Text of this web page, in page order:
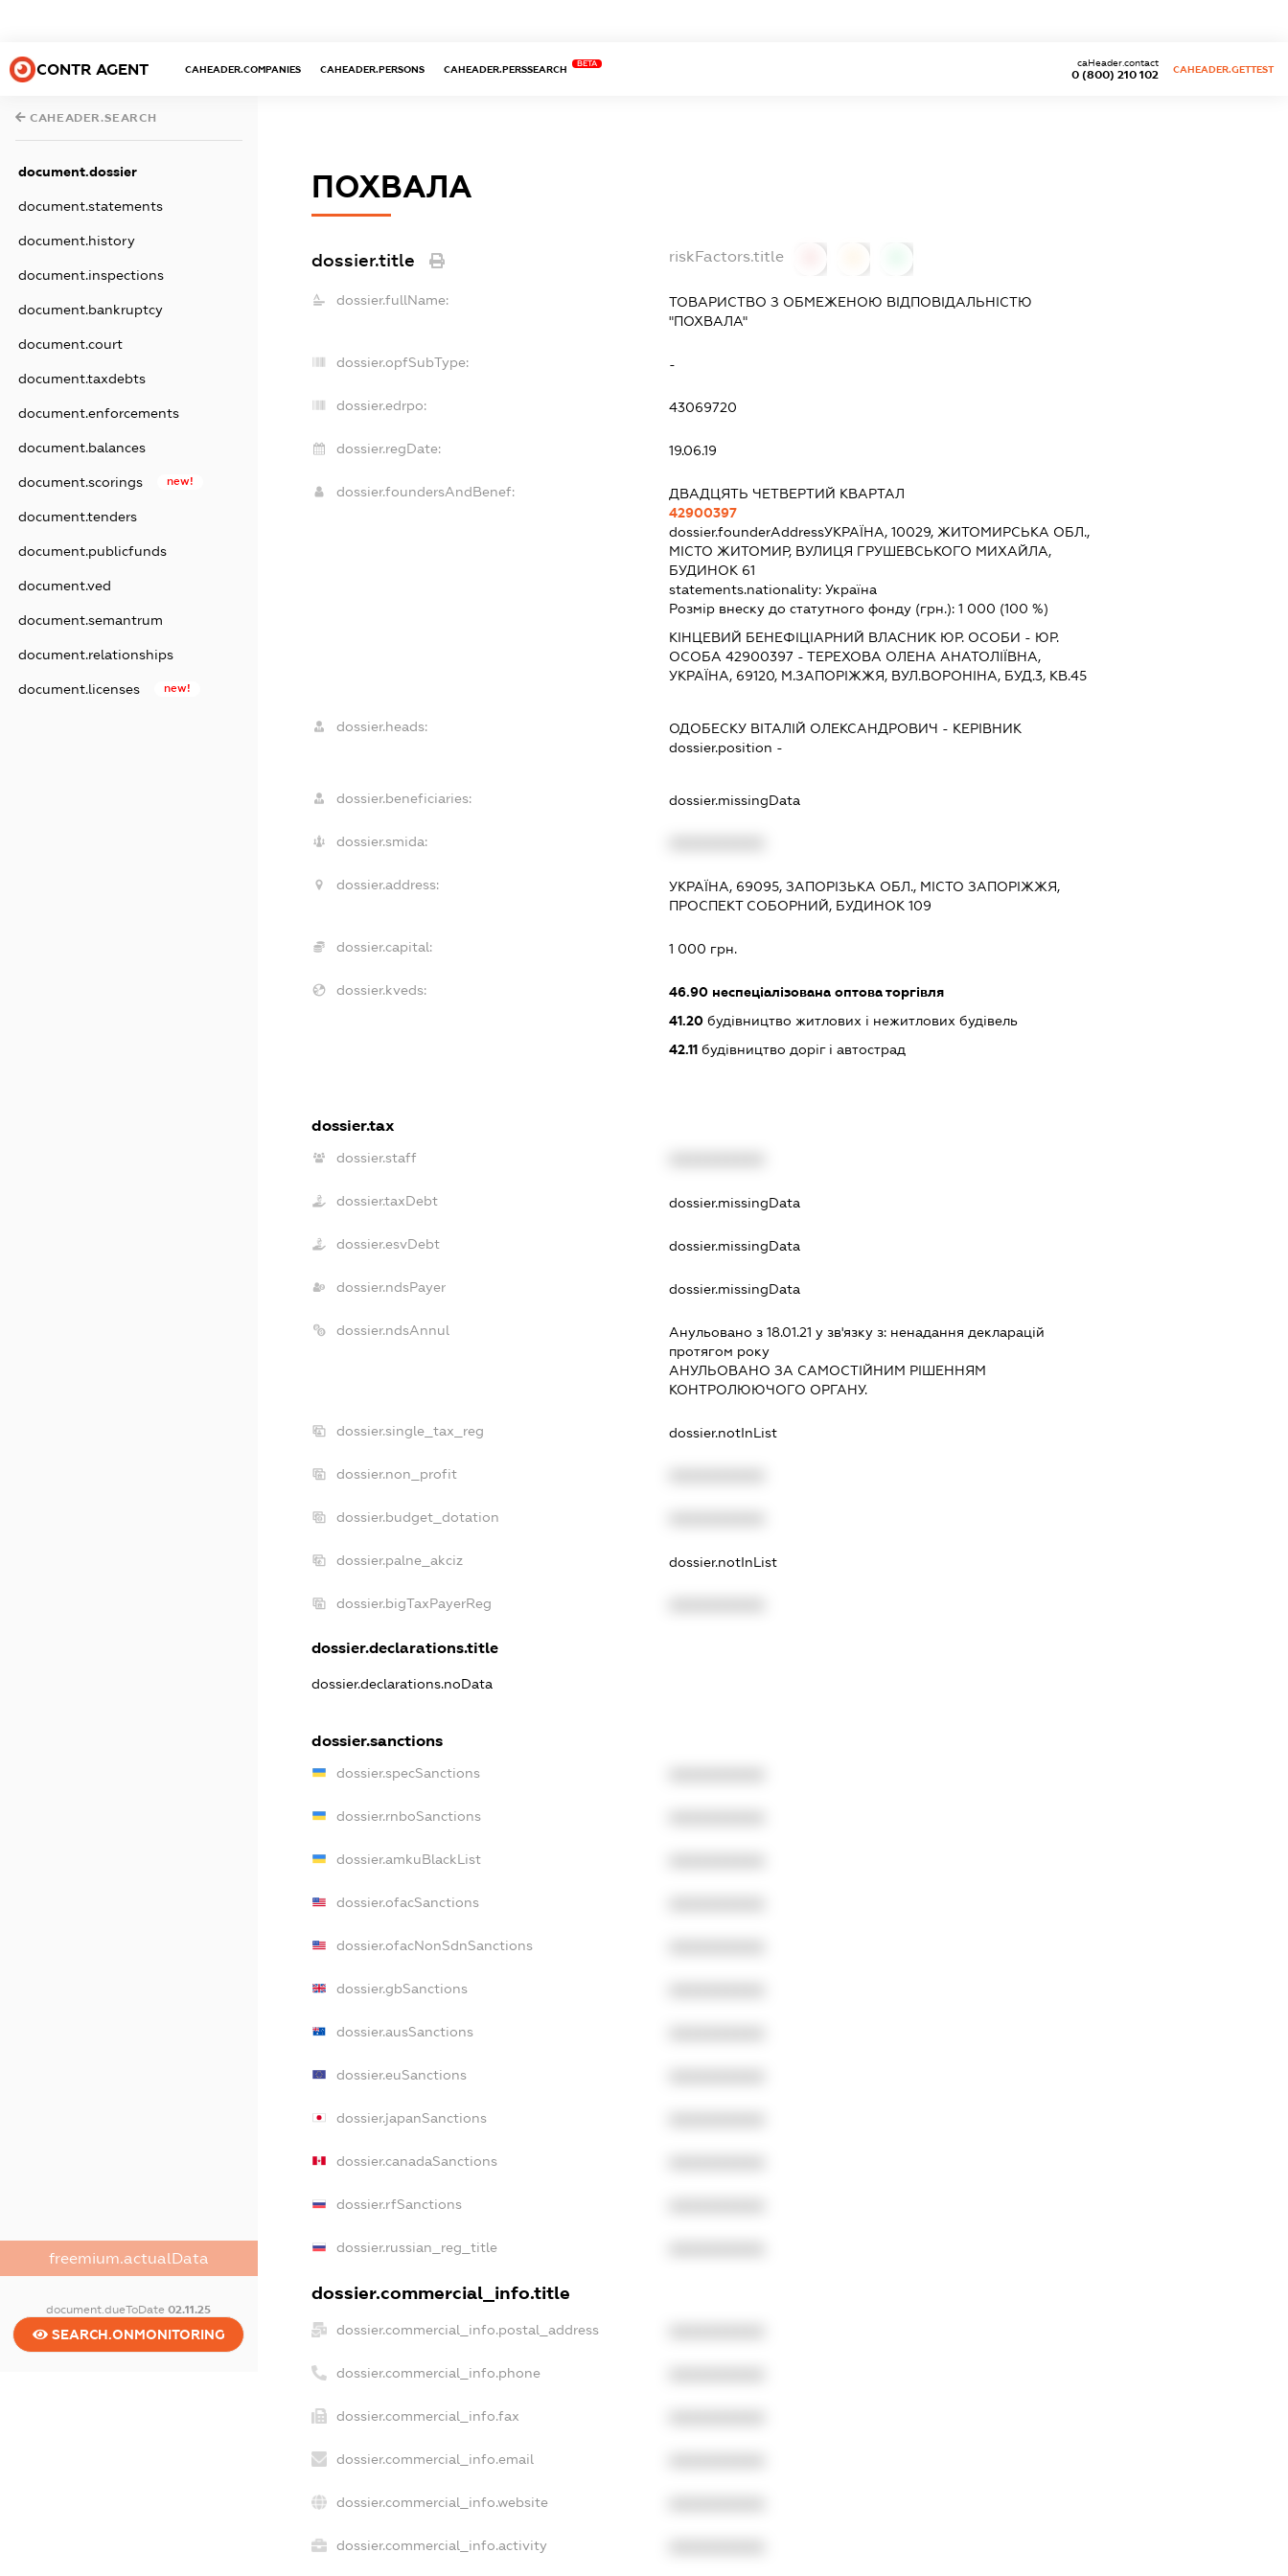
CONTR AGENT CAHEADER.COMPANIES CAHEADER.PERSONS CAHEADER.PERSSEARCH
BETA
0 (800) 210 102
caHeader.contact
CAHEADER.GETTEST
CAHEADER.SEARCH
document.dossier
document.statements
document.history
document.inspections
document.bankruptcy
document.court
document.taxdebts
document.enforcements
document.balances
document.scorings new!
document.tenders
document.publicfunds
document.ved
document.semantrum
document.relationships
document.licenses new!
freemium.actualData
document.dueToDate02.11.25
SEARCH.ONMONITORING
ПОХВАЛА
dossier.title riskFactors.title
dossier.fullName:
ТОВАРИСТВО З ОБМЕЖЕНОЮ ВІДПОВІДАЛЬНІСТЮ
"ПОХВАЛА"
dossier.opfSubType: -
dossier.edrpo: 43069720
dossier.regDate: 19.06.19
dossier.foundersAndBenef:
ДВАДЦЯТЬ ЧЕТВЕРТИЙ КВАРТАЛ
42900397
dossier.founderAddressУКРАЇНА, 10029, ЖИТОМИРСЬКА ОБЛ.,
МІСТО ЖИТОМИР, ВУЛИЦЯ ГРУШЕВСЬКОГО МИХАЙЛА,
БУДИНОК 61
statements.nationality: Україна
Розмір внеску до статутного фонду (грн.): 1 000 (100 %)
КІНЦЕВИЙ БЕНЕФІЦІАРНИЙ ВЛАСНИК ЮР. ОСОБИ - ЮР.
ОСОБА 42900397 - ТЕРЕХОВА ОЛЕНА АНАТОЛІЇВНА,
УКРАЇНА, 69120, М.ЗАПОРІЖЖЯ, ВУЛ.ВОРОНІНА, БУД.3, КВ.45
dossier.heads: ОДОБЕСКУ ВІТАЛІЙ ОЛЕКСАНДРОВИЧ - КЕРІВНИК
dossier.position -
dossier.beneficiaries: dossier.missingData
dossier.smida:
dossier.address:
УКРАЇНА, 69095, ЗАПОРІЗЬКА ОБЛ., МІСТО ЗАПОРІЖЖЯ,
ПРОСПЕКТ СОБОРНИЙ, БУДИНОК 109
dossier.capital: 1 000 грн.
dossier.kveds: 46.90неспеціалізована оптова торгівля
41.20будівництво житлових і нежитлових будівель
42.11будівництво доріг і автострад
dossier.tax
dossier.staff
dossier.taxDebt dossier.missingData
dossier.esvDebt dossier.missingData
dossier.ndsPayer dossier.missingData
dossier.ndsAnnul Анульовано з 18.01.21 у зв'язку з: ненадання декларацiй
протягом року
АНУЛЬОВАНО ЗА САМОСТIЙНИМ РIШЕННЯМ
КОНТРОЛЮЮЧОГО ОРГАНУ.
dossier.single_tax_reg dossier.notInList
dossier.non_profit
dossier.budget_dotation
dossier.palne_akciz dossier.notInList
dossier.bigTaxPayerReg
dossier.declarations.title
dossier.declarations.noData
dossier.sanctions
dossier.specSanctions
dossier.rnboSanctions
dossier.amkuBlackList
dossier.ofacSanctions
dossier.ofacNonSdnSanctions
dossier.gbSanctions
dossier.ausSanctions
dossier.euSanctions
dossier.japanSanctions
dossier.canadaSanctions
dossier.rfSanctions
dossier.russian_reg_title
dossier.commercial_info.title
dossier.commercial_info.postal_address
dossier.commercial_info.phone
dossier.commercial_info.fax
dossier.commercial_info.email
dossier.commercial_info.website
dossier.commercial_info.activity